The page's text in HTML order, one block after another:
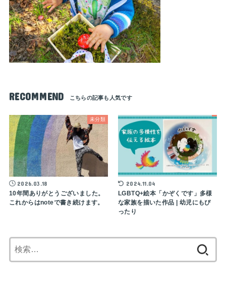
RECOMMEND
未分類
2026.03.18
10年間ありがとうございました。
これからはnoteで書き続けます。
2024.11.04
LGBTQ+絵本「かぞくです」多様
な家族を描いた作品 | 幼児にもぴ
ったり
索: